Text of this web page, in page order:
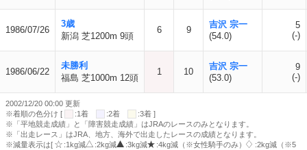
1986/07/26
3歳
新潟 芝1200m 9頭
6 9
吉沢 宗一
(54.0)
5
(-)
1986/06/22
未勝利
福島 芝1000m 12頭
1 10
吉沢 宗一
(53.0)
9
(-)
2002/12/20 00:00 更新
※着順の色分け [
:1着 :2着
:3着 ]
※「平地競走成績」と「障害競走成績」はJRAのレースのみとなります。
※「出走レース」はJRA、地方、海外で出走したレースの成績となります。
※減量表示は[
:1kg減 :2kg減 :3kg減 :4kg減（※女性騎手のみ）
:2kg減（※5